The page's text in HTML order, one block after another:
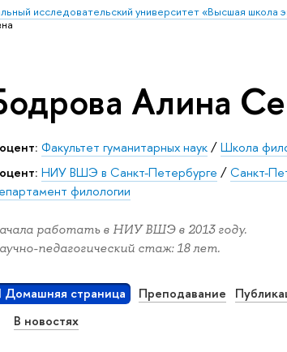
исследовательский университет «Высшая школа
Алина
Доцент: Факультет гуманитарных наук/Школа
Доцент: НИУ ВШЭ в Санкт-Петербурге /Санкт-
филологии
работать в НИУ ВШЭ в 2013 году.
педагогический стаж: 18 лет.
Домашняя страница Преподавание
В новостях